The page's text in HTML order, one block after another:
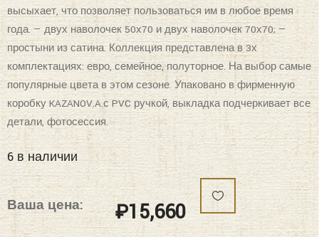
высыхает, что позволяет пользоваться им в любое время
года. — двух наволочек 50х70 и двух наволочек 70х70; —
простыни из сатина. Коллекция представлена в 3х
комплектациях: евро, семейное, полуторное. На выбор самые
популярные цвета в этом сезоне. Упаковано в фирменную
коробку KAZANOV.A.с PVC ручкой, выкладка подчеркивает все
детали, фотосессия.
6 в наличии
Ваша цена: ₽15,660